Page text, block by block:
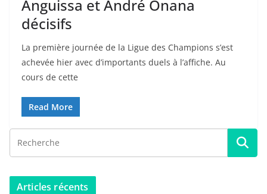
Anguissa et André Onana
décisifs
La première journée de la Ligue des Champions s’est
achevée hier avec d’importants duels à l’affiche. Au
cours de cette
Read More
Articles récents